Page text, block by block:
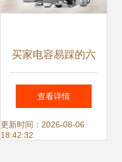
买家电容易踩的六
大陷阱曝光！赶紧
收藏
查看详情
更新时间：2026-08-06
18:42:32